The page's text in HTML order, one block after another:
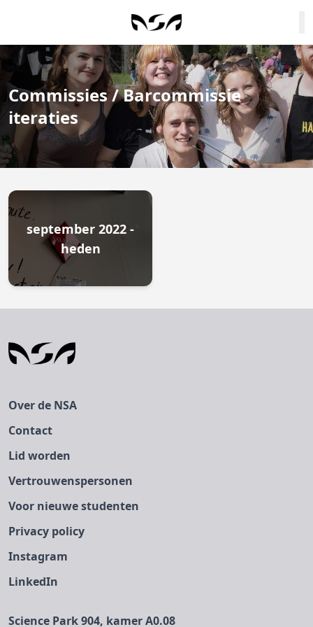
Commissies / Barcommissie
iteraties
september 2022 -
heden
Over de NSA
Contact
Lid worden
Vertrouwenspersonen
Voor nieuwe studenten
Privacy policy
Instagram
LinkedIn
Science Park 904, kamer A0.08